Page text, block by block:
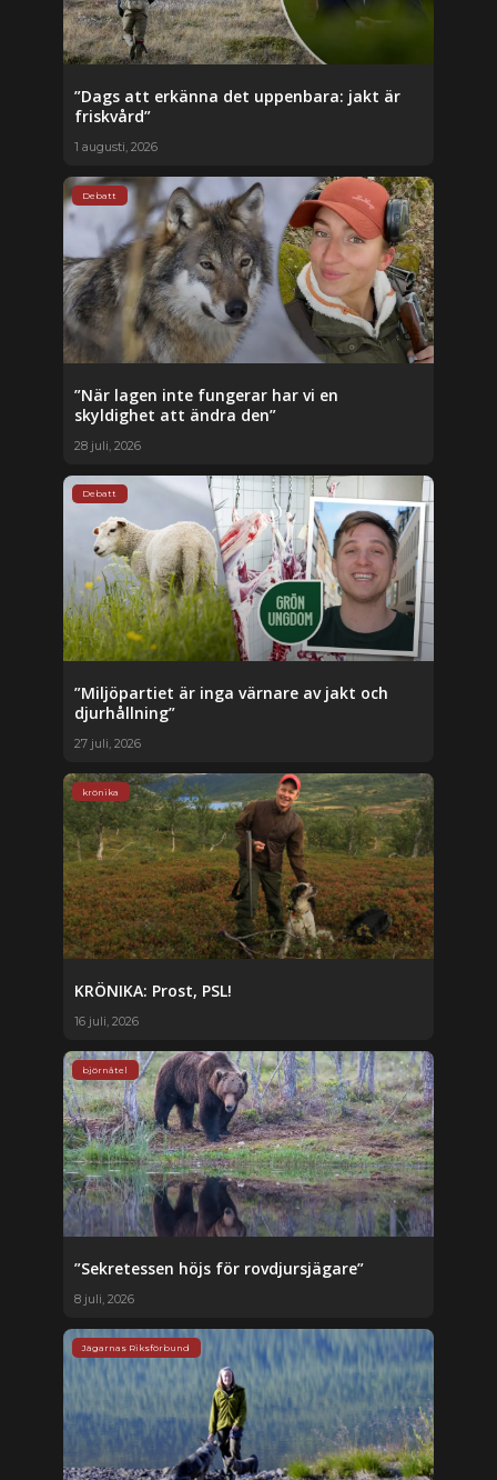
”Dags att erkänna det uppenbara: jakt är
friskvård”
1 augusti, 2026
Debatt
”När lagen inte fungerar har vi en
skyldighet att ändra den”
28 juli, 2026
Debatt
”Miljöpartiet är inga värnare av jakt och
djurhållning”
27 juli, 2026
krönika
KRÖNIKA: Prost, PSL!
16 juli, 2026
björnåtel
”Sekretessen höjs för rovdjursjägare”
8 juli, 2026
Jägarnas Riksförbund